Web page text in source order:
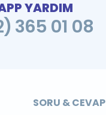
YARDIM
365 01 08
SORU & CEVAP